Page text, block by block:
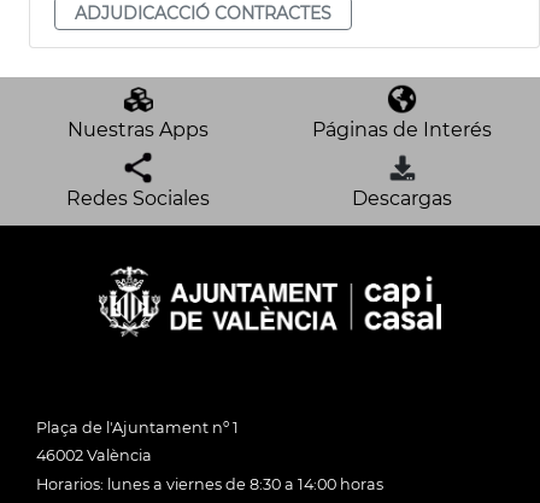
ADJUDICACCIÓ CONTRACTES
Nuestras Apps Páginas de Interés
Redes Sociales Descargas
Plaça de l'Ajuntament nº 1
46002 València
Horarios: lunes a viernes de 8:30 a 14:00 horas